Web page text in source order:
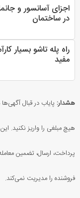
اجزای آسانسور و
در ساختمان
راه پله تاشو بسیار
مفید
هشدار: پایاب در قبال
هیچ مبلغی را واریز نکنید.
پرداخت، ارسال، تضمین
فروشنده را مدیریت نمی‌کند.